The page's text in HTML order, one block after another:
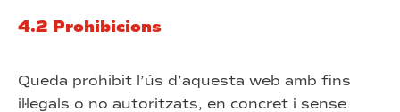
4.2 Prohibicions
Queda prohibit l’ús d’aquesta web amb fins
il·legals o no autoritzats, en concret i sense